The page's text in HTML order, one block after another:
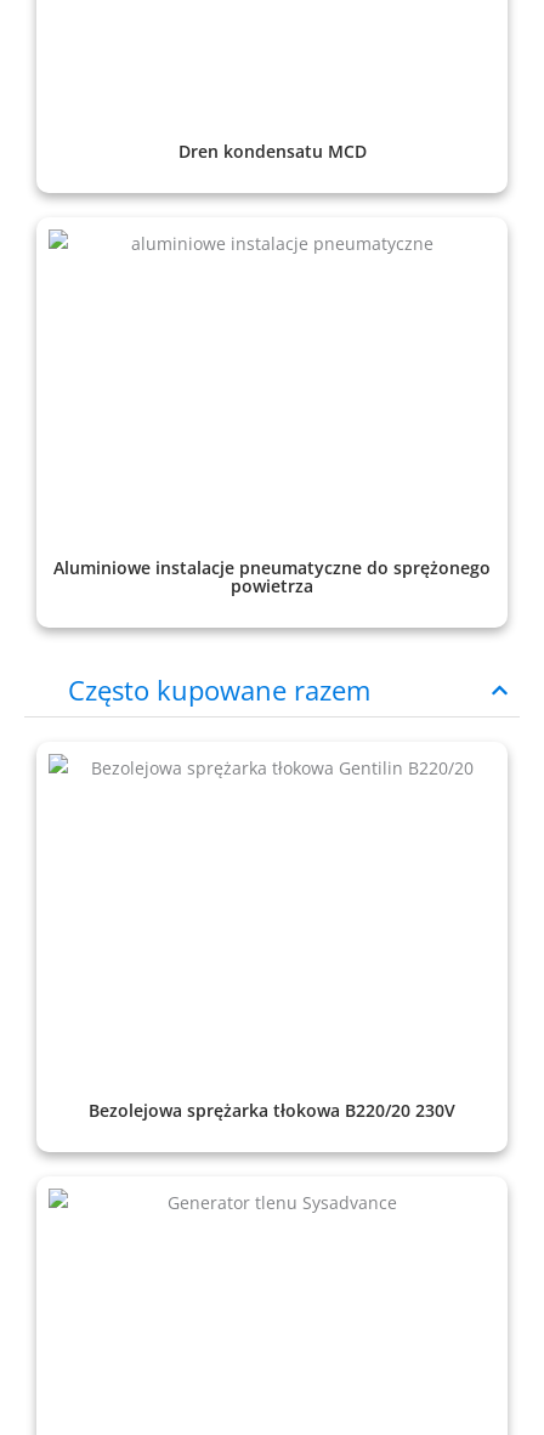
Dren kondensatu MCD
Aluminiowe instalacje pneumatyczne do sprężonego
powietrza
Często kupowane razem
Bezolejowa sprężarka tłokowa B220/20 230V